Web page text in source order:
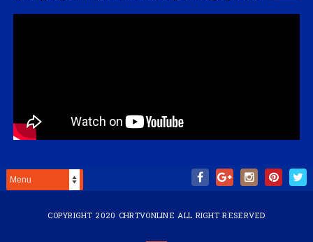
COPYRIGHT 2020 CHRTVONLINE ALL RIGHT RESERVED